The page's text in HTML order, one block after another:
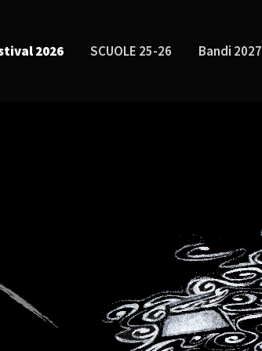
2026 SCUOLE 25-26 Bandi 2027